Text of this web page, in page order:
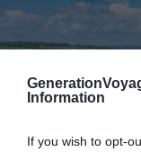
Information
If you wish to opt-